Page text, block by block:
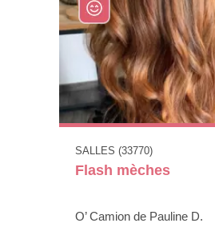
SALLES (33770)
Flash mèches
O’ Camion de Pauline D.